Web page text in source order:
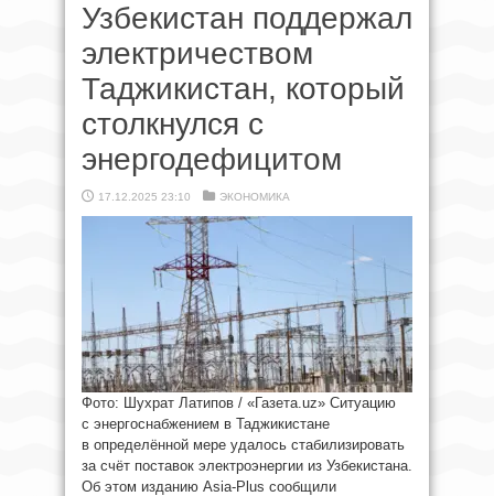
Узбекистан поддержал
электричеством
Таджикистан, который
столкнулся с
энергодефицитом
17.12.2025 23:10 ЭКОНОМИКА
Фото: Шухрат Латипов / «Газета.uz» Ситуацию
с энергоснабжением в Таджикистане
в определённой мере удалось стабилизировать
за счёт поставок электроэнергии из Узбекистана.
Об этом изданию Asia-Plus сообщили